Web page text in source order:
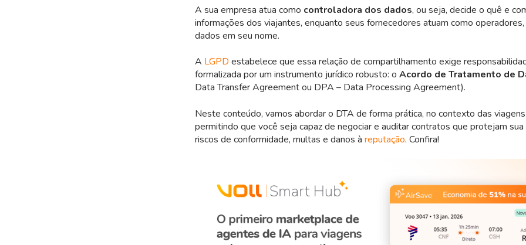
A sua empresa atua como controladora dos dados, ou seja, decide o quê e
informações dos viajantes, enquanto seus fornecedores atuam como
dados em seu nome.
A LGPD estabelece que essa relação de compartilhamento exige
formalizada por um instrumento jurídico robusto: o Acordo de Tratamento de
Data Transfer Agreement ou DPA – Data Processing Agreement).
Neste conteúdo, vamos abordar o DTA de forma prática, no contexto das
permitindo que você seja capaz de negociar e auditar contratos que protejam
riscos de conformidade, multas e danos à reputação. Confira!